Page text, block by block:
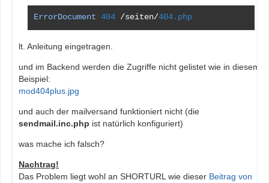
ErrorDocument 404 /seiten/404.php
lt. Anleitung eingetragen.
und im Backend werden die Zugriffe nicht gelistet wie in diesem
Beispiel:
mod404plus.jpg
und auch der mailversand funktioniert nicht (die
sendmail.inc.php ist natürlich konfiguriert)
was mache ich falsch?
Nachtrag!
Das Problem liegt wohl an SHORTURL wie dieser Beitrag von